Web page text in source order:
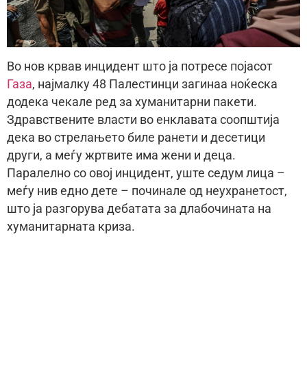
Во нов крвав инцидент што ја потресе појасот
Газа, најмалку 48 Палестинци загинаа ноќеска
додека чекале ред за хуманитарни пакети.
Здравствените власти во енклавата соопштија
дека во стрелањето биле ранети и десетици
други, а меѓу жртвите има жени и деца.
Паралелно со овој инцидент, уште седум лица –
меѓу нив едно дете – починале од неухранетост,
што ја разгорува дебатата за длабочината на
хуманитарната криза.